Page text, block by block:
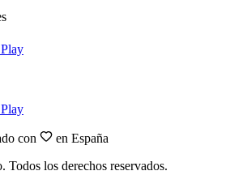
con
en España
Todos los derechos reservados.